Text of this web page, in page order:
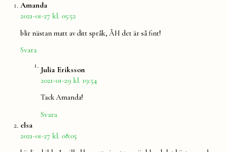
Amanda
2021-01-27 kl. 05:52
blir nästan matt av ditt språk, ÅH det är så fint!
Svara
Julia Eriksson
2021-01-29 kl. 19:54
Tack Amanda!
Svara
elsa
2021-01-27 kl. 08:05